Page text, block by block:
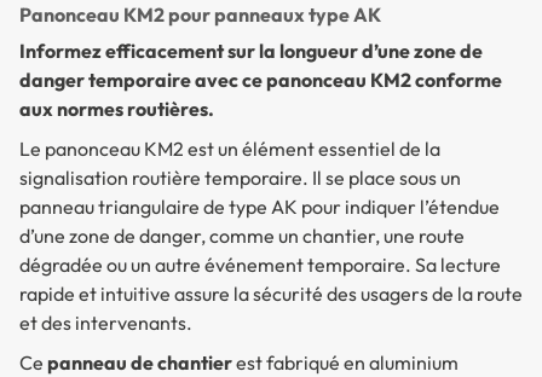
Panonceau KM2 pour panneaux type AK
Informez efficacement sur la longueur d’une zone de
danger temporaire avec ce panonceau KM2 conforme
aux normes routières.
Le panonceau KM2 est un élément essentiel de la
signalisation routière temporaire. Il se place sous un
panneau triangulaire de type AK pour indiquer l’étendue
d’une zone de danger, comme un chantier, une route
dégradée ou un autre événement temporaire. Sa lecture
rapide et intuitive assure la sécurité des usagers de la route
et des intervenants.
Ce panneau de chantierest fabriqué en aluminium